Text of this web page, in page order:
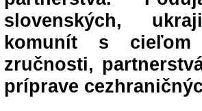
slovenských,
komunít s
zručnosti,
príprave